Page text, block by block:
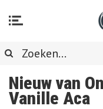
Nieuw van
Vanille Aca